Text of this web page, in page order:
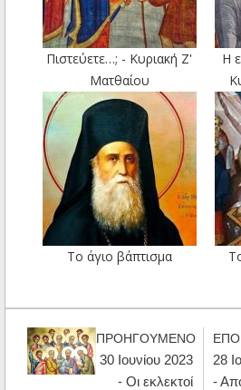
Πιστεύετε…; - Κυριακή Ζ'
Ματθαίου
Η
Το άγιο βάπτισμα
ΠΡΟΗΓΟΥΜΕΝΟ
30 Ιουνίου 2023
- Οι εκλεκτοί
28
-